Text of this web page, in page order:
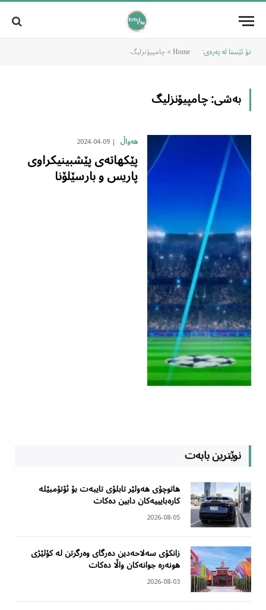
تۆ ئێستا لە پەرەی: Home
»چامپیۆنزلیگ
بەشی:چامپیۆنزلیگ
هەواڵ 2024-04-09
پێکهاتەی پێشبینیکراوی
پاریس و بارسێلۆنا
نوێترین بابەت
هاتوچۆی هەولێر تابلۆی تایبەت بۆ ئۆتۆمبێلە
کارەبایییەکان دابین دەکات
2026-08-05
زانکۆی سەلاحەدین دەرگای وەرگرتن لە کۆلێژی
هونەرە جوانەکان واڵا دەکات
2026-08-03